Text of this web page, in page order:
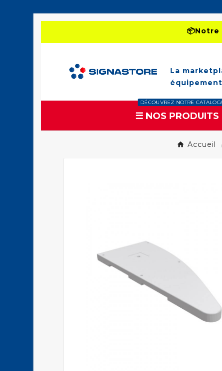
La
☰ NOS PRODUITS
DÉCOUVREZ NOTRE
Accueil